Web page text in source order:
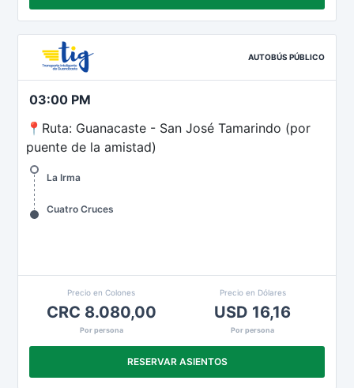
AUTOBÚS PÚBLICO
03:00 PM
📍Ruta: Guanacaste - San José Tamarindo (por
puente de la amistad)
La Irma
Cuatro Cruces
Precio en Colones
CRC 8.080,00
Por persona
Precio en Dólares
USD 16,16
Por persona
RESERVAR ASIENTOS